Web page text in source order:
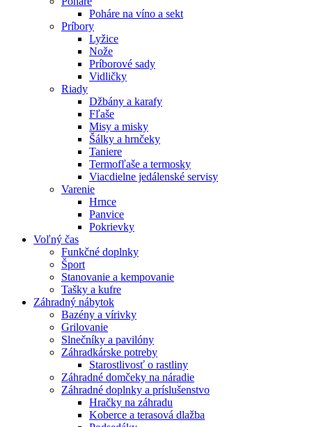
Poháre na víno a sekt
Príbory
Lyžice
Nože
Príborové sady
Vidličky
Riady
Džbány a karafy
Fľaše
Misy a misky
Šálky a hrnčeky
Taniere
Termofľaše a termosky
Viacdielne jedálenské servisy
Varenie
Hrnce
Panvice
Pokrievky
Voľný čas
Funkčné doplnky
Šport
Stanovanie a kempovanie
Tašky a kufre
Záhradný nábytok
Bazény a vírivky
Grilovanie
Slnečníky a pavilóny
Záhradkárske potreby
Starostlivosť o rastliny
Záhradné domčeky na náradie
Záhradné doplnky a príslušenstvo
Hračky na záhradu
Koberce a terasová dlažba